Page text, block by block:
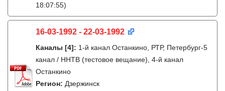
18:07:55)
16-03-1992 - 22-03-1992
Каналы [4]: 1-й канал Останкино, РТР, Петербург-5
канал / ННТВ (тестовое вещание), 4-й канал
Останкино
Регион: Дзержинск